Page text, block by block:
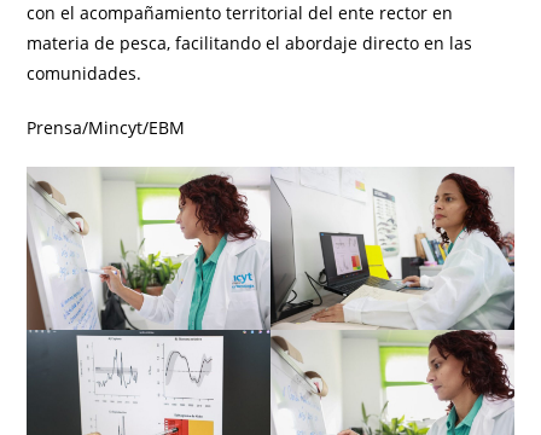
con el acompañamiento territorial del ente rector en
materia de pesca, facilitando el abordaje directo en las
comunidades.
Prensa/Mincyt/EBM